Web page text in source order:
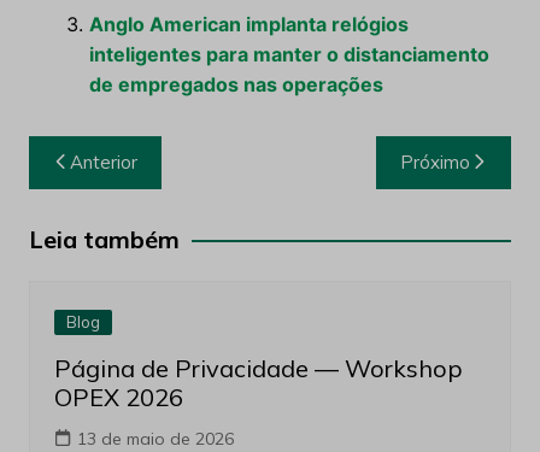
Anglo American implanta relógios
inteligentes para manter o distanciamento
de empregados nas operações
Navegação
de
Post
Anterior Próximo
Leia também
Blog
Página de Privacidade — Workshop
OPEX 2026
13 de maio de 2026